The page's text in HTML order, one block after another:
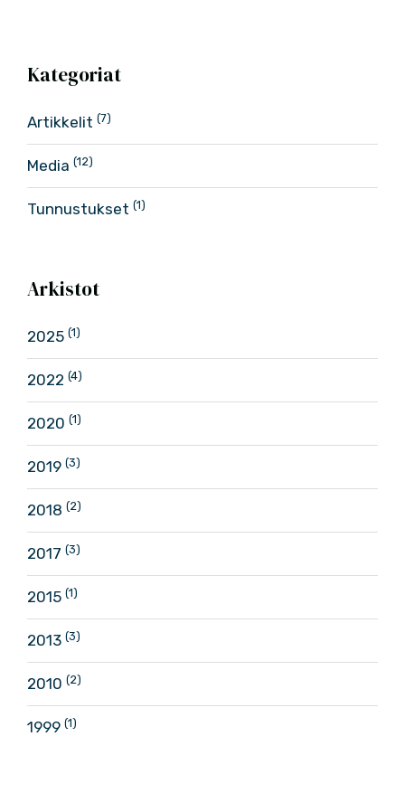
Kategoriat
Artikkelit (7)
Media (12)
Tunnustukset (1)
Arkistot
2025 (1)
2022 (4)
2020 (1)
2019 (3)
2018 (2)
2017 (3)
2015 (1)
2013 (3)
2010 (2)
1999 (1)